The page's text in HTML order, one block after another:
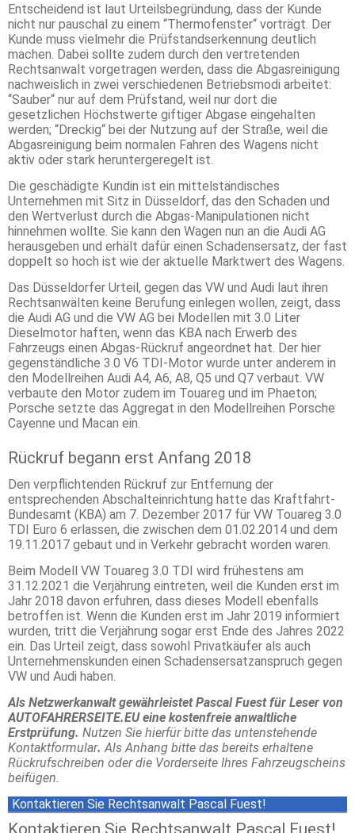
Entscheidend ist laut Urteilsbegründung, dass der Kunde
nicht nur pauschal zu einem “Thermofenster“ vorträgt. Der
Kunde muss vielmehr die Prüfstandserkennung deutlich
machen. Dabei sollte zudem durch den vertretenden
Rechtsanwalt vorgetragen werden, dass die Abgasreinigung
nachweislich in zwei verschiedenen Betriebsmodi arbeitet:
“Sauber“ nur auf dem Prüfstand, weil nur dort die
gesetzlichen Höchstwerte giftiger Abgase eingehalten
werden; “Dreckig“ bei der Nutzung auf der Straße, weil die
Abgasreinigung beim normalen Fahren des Wagens nicht
aktiv oder stark heruntergeregelt ist.
Die geschädigte Kundin ist ein mittelständisches
Unternehmen mit Sitz in Düsseldorf, das den Schaden und
den Wertverlust durch die Abgas-Manipulationen nicht
hinnehmen wollte. Sie kann den Wagen nun an die Audi AG
herausgeben und erhält dafür einen Schadensersatz, der fast
doppelt so hoch ist wie der aktuelle Marktwert des Wagens.
Das Düsseldorfer Urteil, gegen das VW und Audi laut ihren
Rechtsanwälten keine Berufung einlegen wollen, zeigt, dass
die Audi AG und die VW AG bei Modellen mit 3.0 Liter
Dieselmotor haften, wenn das KBA nach Erwerb des
Fahrzeugs einen Abgas-Rückruf angeordnet hat. Der hier
gegenständliche 3.0 V6 TDI-Motor wurde unter anderem in
den Modellreihen Audi A4, A6, A8, Q5 und Q7 verbaut. VW
verbaute den Motor zudem im Touareg und im Phaeton;
Porsche setzte das Aggregat in den Modellreihen Porsche
Cayenne und Macan ein.
Rückruf begann erst Anfang 2018
Den verpflichtenden Rückruf zur Entfernung der
entsprechenden Abschalteinrichtung hatte das Kraftfahrt-
Bundesamt (KBA) am 7. Dezember 2017 für VW Touareg 3.0
TDI Euro 6 erlassen, die zwischen dem 01.02.2014 und dem
19.11.2017 gebaut und in Verkehr gebracht worden waren.
Beim Modell VW Touareg 3.0 TDI wird frühestens am
31.12.2021 die Verjährung eintreten, weil die Kunden erst im
Jahr 2018 davon erfuhren, dass dieses Modell ebenfalls
betroffen ist. Wenn die Kunden erst im Jahr 2019 informiert
wurden, tritt die Verjährung sogar erst Ende des Jahres 2022
ein. Das Urteil zeigt, dass sowohl Privatkäufer als auch
Unternehmenskunden einen Schadensersatzanspruch gegen
VW und Audi haben.
Als Netzwerkanwalt gewährleistet Pascal Fuest für Leser von
AUTOFAHRERSEITE.EU eine kostenfreie anwaltliche
Erstprüfung. Nutzen Sie hierfür bitte das untenstehende
Kontaktformular. Als Anhang bitte das bereits erhaltene
Rückrufschreiben oder die Vorderseite Ihres Fahrzeugscheins
beifügen.
Kontaktieren Sie Rechtsanwalt Pascal Fuest!
Kontaktieren Sie Rechtsanwalt Pascal Fuest!